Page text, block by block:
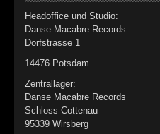
Headoffice und Studio:
Danse Macabre Records
Dorfstrasse 1
14476 Potsdam
Zentrallager:
Danse Macabre Records
Schloss Cottenau
95339 Wirsberg